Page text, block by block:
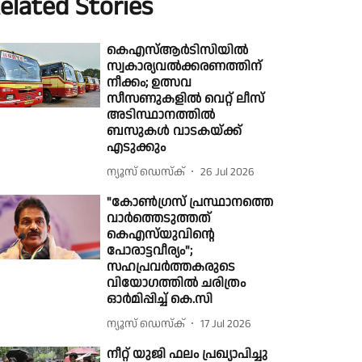
കെഎസ്ആർടിസിയിൽ
സ്വകാര്യവൽക്കരണത്തിന്
നീക്കം; ഉത്സവ
സീസണുകളിൽ വെറ്റ് ലീസ്
അടിസ്ഥാനത്തിൽ
ബസുകൾ വാടകയ്ക്ക്
എടുക്കും
ന്യൂസ് ഡെസ്ക് 26 Jul 2026
"കോണ്‍ഗ്രസ് പ്രസ്ഥാനത്തെ
വാര്‍ത്തെടുത്തത്
കെഎസ്‌യുവിന്റെ
പോരാട്ടവീര്യം";
സഹപ്രവര്‍ത്തകരുടെ
വിയോഗത്തില്‍ ചരിത്രം
ഓര്‍മിപ്പിച്ച് കെ.സി
ന്യൂസ് ഡെസ്ക് 17 Jul 2026
നീറ്റ് യു‌ജി ഫലം പ്രഖ്യാപിച്ചു